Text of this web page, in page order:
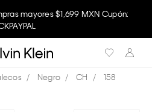
mayores $1,699 MXN Cupón:
Negro CH 158